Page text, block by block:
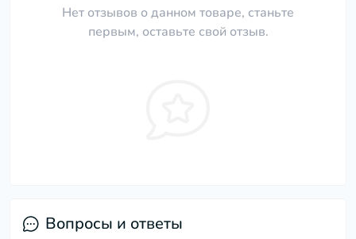
Нет отзывов о данном товаре, станьте
первым, оставьте свой отзыв.
Вопросы и ответы